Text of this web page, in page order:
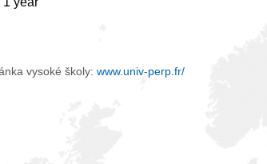
vysoké školy: www.univ-perp.fr/